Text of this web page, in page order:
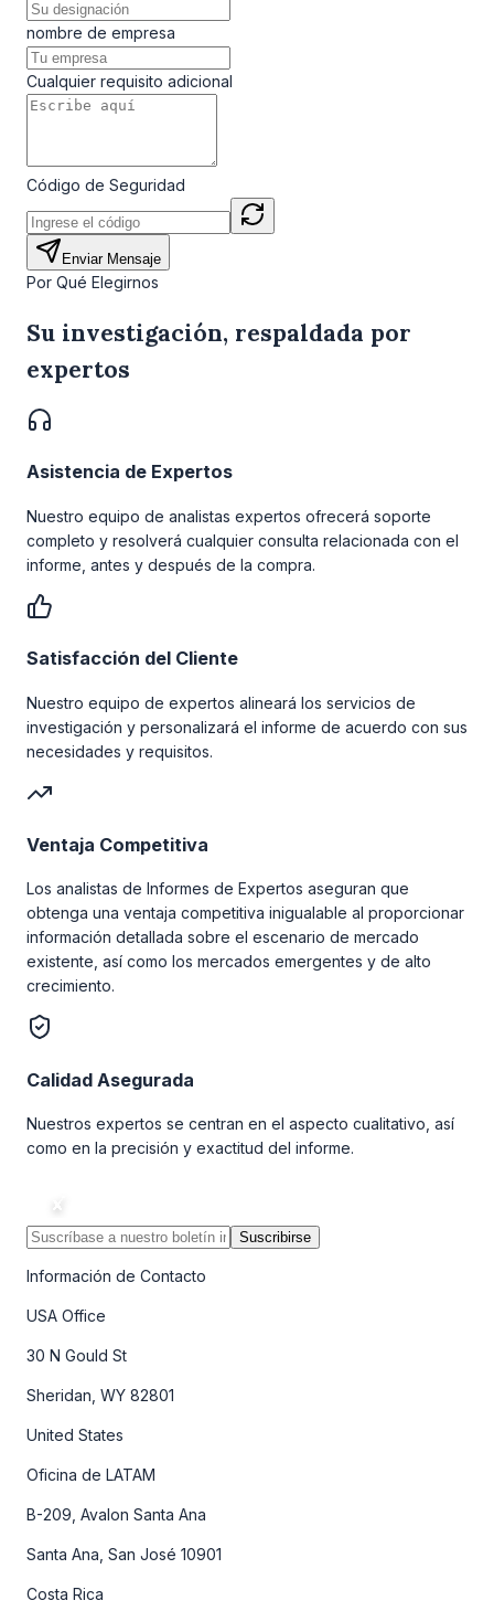
nombre de empresa
Cualquier requisito adicional
Código de Seguridad
Enviar Mensaje
Por Qué Elegirnos
Su investigación, respaldada por
expertos
Asistencia de Expertos
Nuestro equipo de analistas expertos ofrecerá soporte
completo y resolverá cualquier consulta relacionada con el
informe, antes y después de la compra.
Satisfacción del Cliente
Nuestro equipo de expertos alineará los servicios de
investigación y personalizará el informe de acuerdo con sus
necesidades y requisitos.
Ventaja Competitiva
Los analistas de Informes de Expertos aseguran que
obtenga una ventaja competitiva inigualable al proporcionar
información detallada sobre el escenario de mercado
existente, así como los mercados emergentes y de alto
crecimiento.
Calidad Asegurada
Nuestros expertos se centran en el aspecto cualitativo, así
como en la precisión y exactitud del informe.
Suscribirse
Información de Contacto
USA Office
30 N Gould St
Sheridan, WY 82801
United States
Oficina de LATAM
B-209, Avalon Santa Ana
Santa Ana, San José 10901
Costa Rica